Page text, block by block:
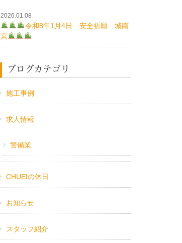
2026.01.08
令和8年1月4日 安全祈願 城南
宮
ブログカテゴリ
施工事例
求人情報
警備業
CHUEIの休日
お知らせ
スタッフ紹介